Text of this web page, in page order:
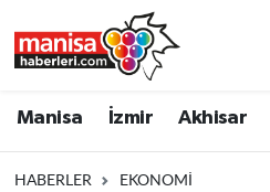
Manisa İzmir Akhisar
HABERLER EKONOMI
Manisa Nöbetçi Eczaneler